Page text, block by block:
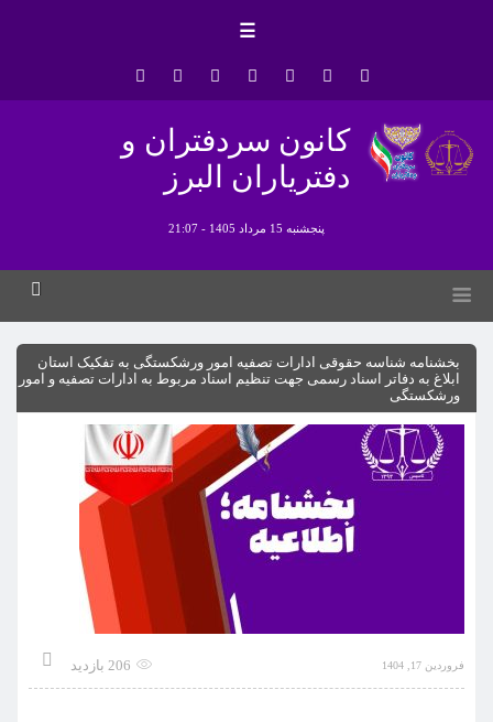
☰
کانون سردفتران و
دفتریاران البرز
پنجشنبه 15 مرداد 1405 - 21:07
بخشنامه شناسه حقوقی ادارات تصفیه امور ورشکستگی به تفکیک استان
ابلاغ به دفاتر اسناد رسمی جهت تنظیم اسناد مربوط به ادارات تصفیه و امور
ورشکستگی
فروردین 17, 1404 206 بازدید